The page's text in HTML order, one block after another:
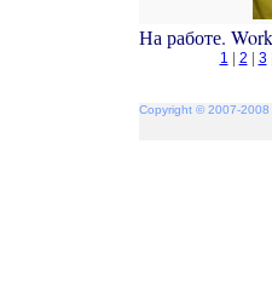
На работе.
1 2 3|
Copyright © 2007-2008